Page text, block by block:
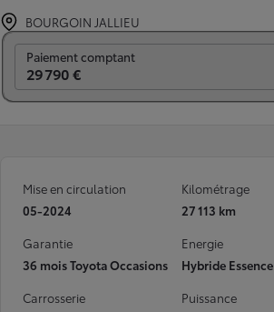
BOURGOIN JALLIEU
Paiement comptant
29 790 €
Mise en circulation
05-2024
Kilométrage
27 113 km
Garantie
36 mois Toyota Occasions
Energie
Hybride Essence
Carrosserie
Puissance